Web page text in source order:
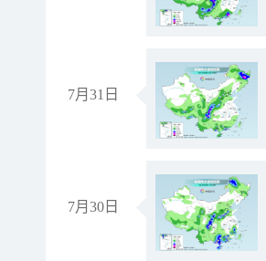
7月31日
7月30日